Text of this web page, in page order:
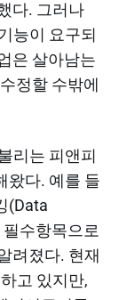
다. 그러나
능이 요구되
은 살아남는
정할 수밖에
리는 피앤피
왔다. 예를 들
(Data
수항목으로
려졌다. 현재
고 있지만,